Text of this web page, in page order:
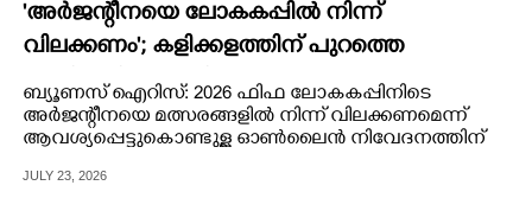
'അർജന്റീനയെ ലോകകപ്പിൽ നിന്ന്
വിലക്കണം'; കളിക്കളത്തിന് പുറത്തെ
എതിരാളികളും നിസാരക്കാരല്ല
ബ്യൂണസ് ഐറിസ്: 2026 ഫിഫ ലോകകപ്പിനിടെ
അർജന്റീനയെ മത്സരങ്ങളിൽ നിന്ന് വിലക്കണമെന്ന്
ആവശ്യപ്പെട്ടുകൊണ്ടുള്ള ഓൺലൈൻ നിവേദനത്തിന്
JULY 23, 2026